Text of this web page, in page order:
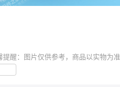
提醒：图片仅供参考，商品以实物为准